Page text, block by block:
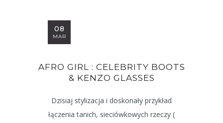
08
MAR
AFRO GIRL : CELEBRITY BOOTS
& KENZO GLASSES
Dzisiaj stylizacja i doskonały przykład
łączenia tanich, sieciówkowych rzeczy (